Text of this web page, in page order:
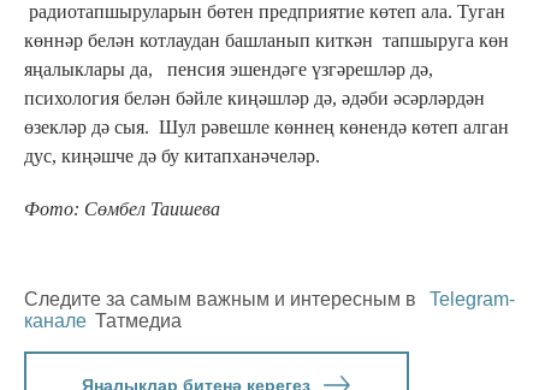
радиотапшыруларын бөтен предприятие көтеп ала. Туган
көннәр белән котлаудан башланып киткән тапшыруга көн
яңалыклары да, пенсия эшендәге үзгәрешләр дә,
психология белән бәйле киңәшләр дә, әдәби әсәрләрдән
өзекләр дә сыя. Шул рәвешле көннең көнендә көтеп алган
дус, киңәшче дә бу китапханәчеләр.
Фото: Сөмбел Таишева
Следите за самым важным и интересным в
Telegram-
канале Татмедиа
Яңалыклар битенә керегез